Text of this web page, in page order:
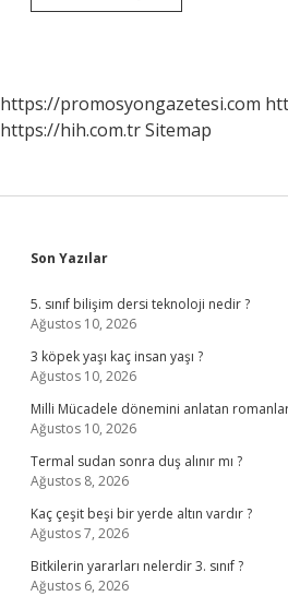
Günlük
https://promosyongazetesi.com
https://hih.com.trSitemap
Sidebar
Son Yazılar
5. sınıf bilişim dersi teknoloji nedir ?
Ağustos 10, 2026
3 köpek yaşı kaç insan yaşı ?
Ağustos 10, 2026
Milli Mücadele dönemini anlatan
Ağustos 10, 2026
Termal sudan sonra duş alınır mı ?
Ağustos 8, 2026
Kaç çeşit beşi bir yerde altın vardır ?
Ağustos 7, 2026
Bitkilerin yararları nelerdir 3. sınıf ?
Ağustos 6, 2026